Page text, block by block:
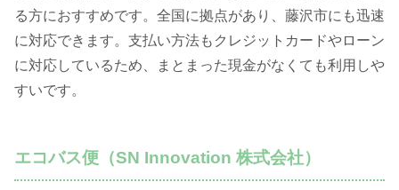
る方におすすめです。全国に拠点があり、藤沢市にも迅速
に対応できます。支払い方法もクレジットカードやローン
に対応しているため、まとまった現金がなくても利用しや
すいです。
エコバス便（SN Innovation 株式会社）